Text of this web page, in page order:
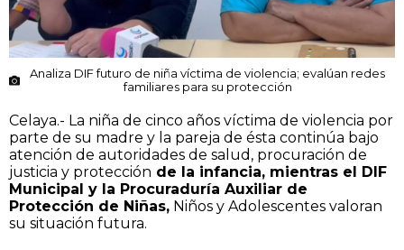
Analiza DIF futuro de niña víctima de violencia; evalúan redes
familiares para su protección
Celaya.- La niña de cinco años víctima de violencia por
parte de su madre y la pareja de ésta continúa bajo
atención de autoridades de salud, procuración de
justicia y protección de la infancia, mientras el DIF
Municipal y la Procuraduría Auxiliar de
Protección de Niñas, Niños y Adolescentes valoran
su situación futura.